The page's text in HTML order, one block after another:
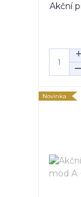
Akční
Novinka